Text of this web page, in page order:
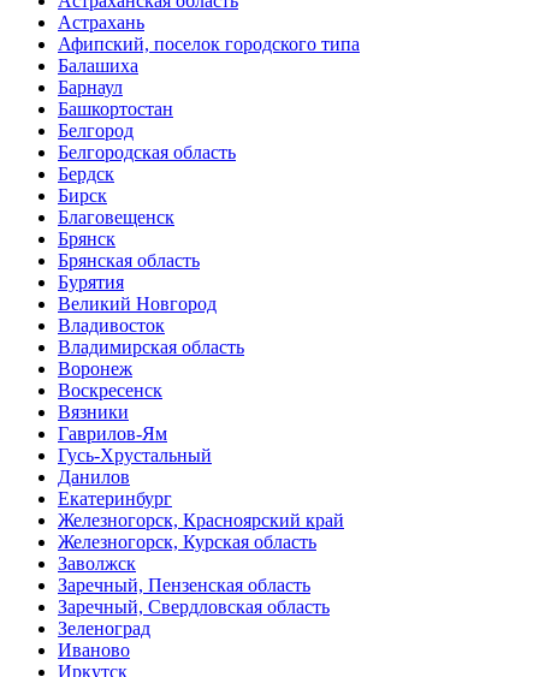
Астрахань
Афипский, поселок городского типа
Балашиха
Барнаул
Башкортостан
Белгород
Белгородская область
Бердск
Бирск
Благовещенск
Брянск
Брянская область
Бурятия
Великий Новгород
Владивосток
Владимирская область
Воронеж
Воскресенск
Вязники
Гаврилов-Ям
Гусь-Хрустальный
Данилов
Екатеринбург
Железногорск, Красноярский край
Железногорск, Курская область
Заволжск
Заречный, Пензенская область
Заречный, Свердловская область
Зеленоград
Иваново
Иркутск